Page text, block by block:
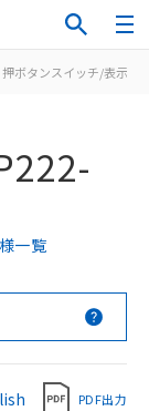
押ボタンスイッチ/表示灯
一覧
PDF出力